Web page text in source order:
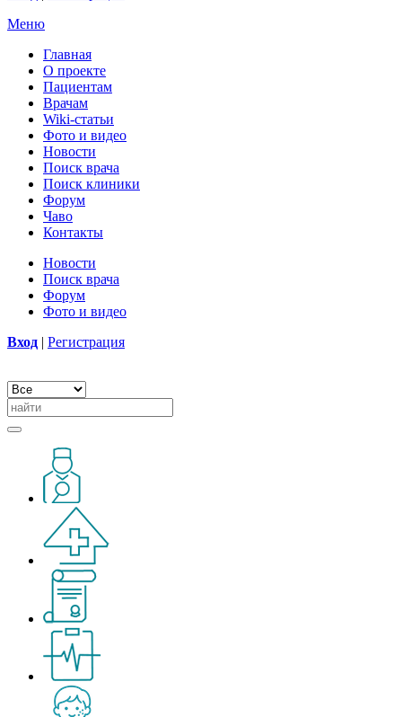
Меню
Главная
О проекте
Пациентам
Врачам
Wiki-статьи
Фото и видео
Новости
Поиск врача
Поиск клиники
Форум
Чаво
Контакты
Новости
Поиск врача
Форум
Фото и видео
Вход | Регистрация